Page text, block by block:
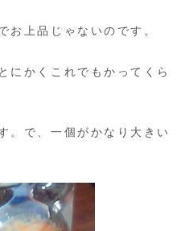
お上品じゃないのです。
にかくこれでもかってくら
。で、一個がかなり大きい